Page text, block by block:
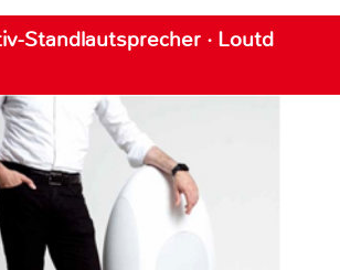
Standlautsprecher · Loutd